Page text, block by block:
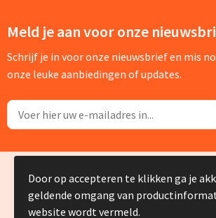
Meld je aan voor onze
Schrijf je in voor onze nieuwsbrief en mis
onze leuke aanbiedingen of updates.
© Copyright Silvia Bruin reclame-
Door op accepteren te klikken ga je
geldende omgang van
website wordt vermeld.